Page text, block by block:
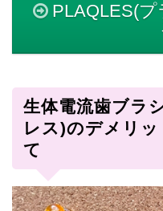
PLAQLES(
生体電流歯ブラ
レス)のデメリ
て